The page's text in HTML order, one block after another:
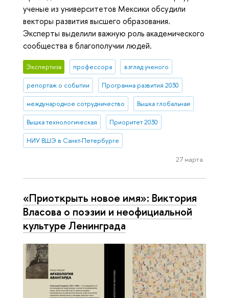
ученые из университетов Мексики обсудили
векторы развития высшего образования.
Эксперты выделили важную роль академического
сообщества в благополучии людей.
Экспертиза профессора взгляд ученого
репортаж о событии Программа развития 2030
международное сотрудничество Вышка глобальная
Вышка технологическая Приоритет 2030
НИУ ВШЭ в Санкт-Петербурге
27 марта
«Приоткрыть новое имя»: Виктория
Власова о поэзии и неофициальной
культуре Ленинграда